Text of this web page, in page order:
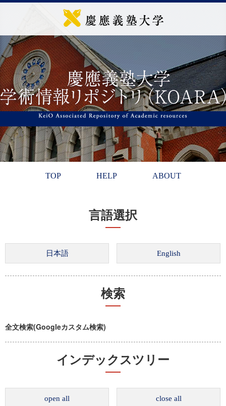
TOP HELP ABOUT
言語選択
検索
全文検索(Googleカスタム検索)
インデックスツリー
open all close all